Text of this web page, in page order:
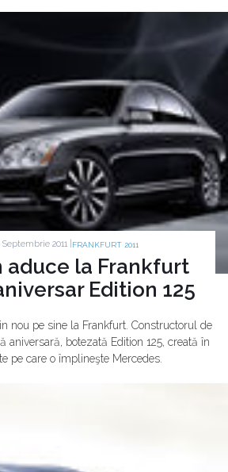
2011 | FRANKFURT 2011
aduce la Frankfurt
Edition 125
nou pe sine la Frankfurt. Constructorul de
aniversară, botezată Edition 125, creată în
pe care o împlineşte Mercedes.